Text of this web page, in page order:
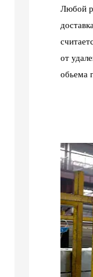
Любой
от
обьема